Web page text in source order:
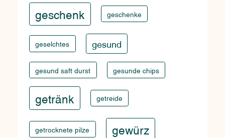
geschenk geschenke
geselchtes gesund
gesund saft durst gesunde chips
getränk getreide
getrocknete pilze gewürz